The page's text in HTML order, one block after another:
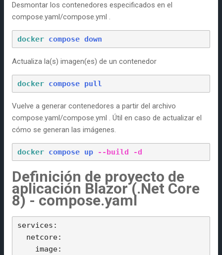
Desmontar los contenedores especificados en el
compose.yaml/compose.yml .
docker compose down
Actualiza la(s) imagen(es) de un contenedor
docker compose pull
Vuelve a generar contenedores a partir del archivo
compose.yaml/compose.yml . Útil en caso de actualizar el
cómo se generan las imágenes.
docker compose up --build -d
Definición de proyecto de
aplicación Blazor (.Net Core
8) - compose.yaml
services: